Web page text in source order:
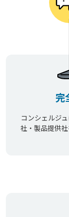
完
コンシェルジ
社・製品提供